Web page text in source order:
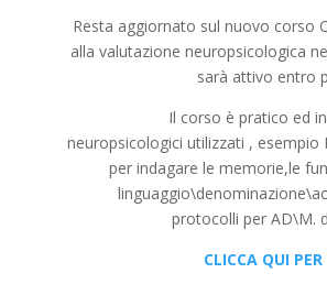
Resta aggiornato sul nuovo corso
alla valutazione neuropsicologica
sarà attivo entro
Il corso è pratico ed
neuropsicologici utilizzati , esempio
per indagare le memorie,le
protocolli per AD\M.
CLICCA QUI